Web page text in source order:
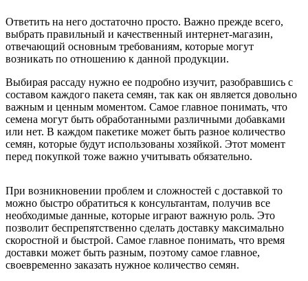
Ответить на него достаточно просто. Важно прежде всего,
выбрать правильный и качественный интернет-магазин,
отвечающий основным требованиям, которые могут
возникать по отношению к данной продукции.
Выбирая рассаду нужно ее подробно изучит, разобравшись с
составом каждого пакета семян, так как он является довольно
важным и ценным моментом. Самое главное понимать, что
семена могут быть обработанными различными добавками
или нет. В каждом пакетике может быть разное количество
семян, которые будут использованы хозяйкой. Этот момент
перед покупкой тоже важно учитывать обязательно.
При возникновении проблем и сложностей с доставкой то
можно быстро обратиться к консультантам, получив все
необходимые данные, которые играют важную роль. Это
позволит беспрепятственно сделать доставку максимально
скоростной и быстрой. Самое главное понимать, что время
доставки может быть разным, поэтому самое главное,
своевременно заказать нужное количество семян.